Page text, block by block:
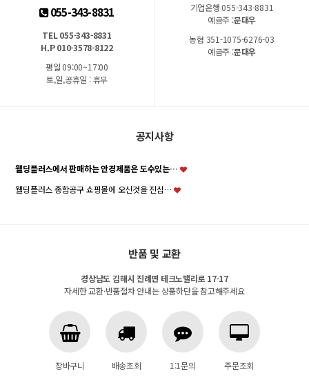
055-343-8831
TEL 055-343-8831
H.P 010-3578-8122
평일 09:00~17:00
토,일,공휴일 : 휴무
기업은행 055-343-8831
예금주 :문대우
농협 351-1075-6276-03
예금주 :문대우
공지사항
웰딩플러스에서 판매하는 안경제품은 도수있는…
웰딩플러스 종합공구 쇼핑몰에 오신것을 진심…
반품 및 교환
경상남도 김해시 진례면 테크노밸리로 17-17
자세한 교환·반품절차 안내는 상품하단을 참고해주세요
장바구니 배송조회 1:1문의 주문조회